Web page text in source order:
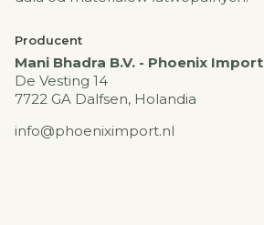
Producent
Mani Bhadra B.V. - Phoenix Import
De Vesting 14
7722 GA Dalfsen, Holandia
info@phoeniximport.nl